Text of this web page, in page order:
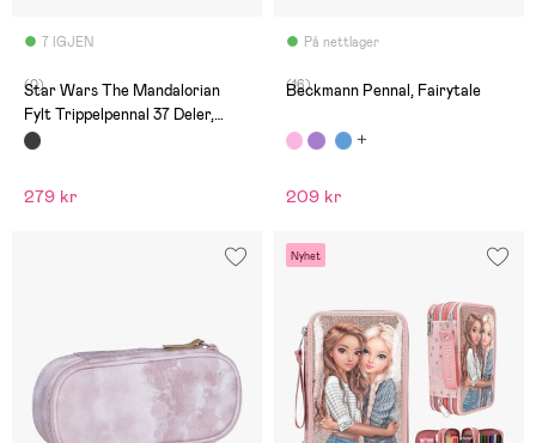
7 IGJEN
(0)
Star Wars The Mandalorian
Fylt Trippelpennal 37 Deler,
Mandalorian & Grogu
279 kr
På nettlager
(16)
Beckmann Pennal, Fairytale
209 kr
Nyhet